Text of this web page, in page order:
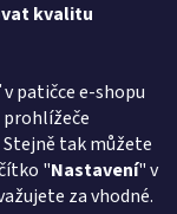
kvalitu
patičce e-shopu
prohlížeče
Stejně tak můžete
"Nastavení" v
za vhodné.